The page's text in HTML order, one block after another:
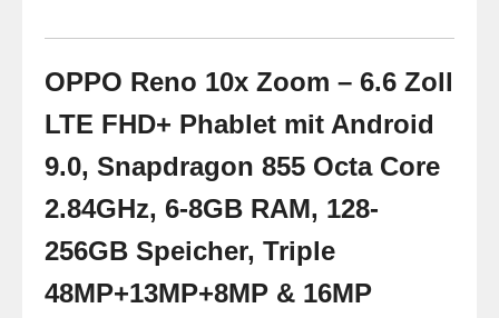
OPPO Reno 10x Zoom – 6.6 Zoll
LTE FHD+ Phablet mit Android
9.0, Snapdragon 855 Octa Core
2.84GHz, 6-8GB RAM, 128-
256GB Speicher, Triple
48MP+13MP+8MP & 16MP